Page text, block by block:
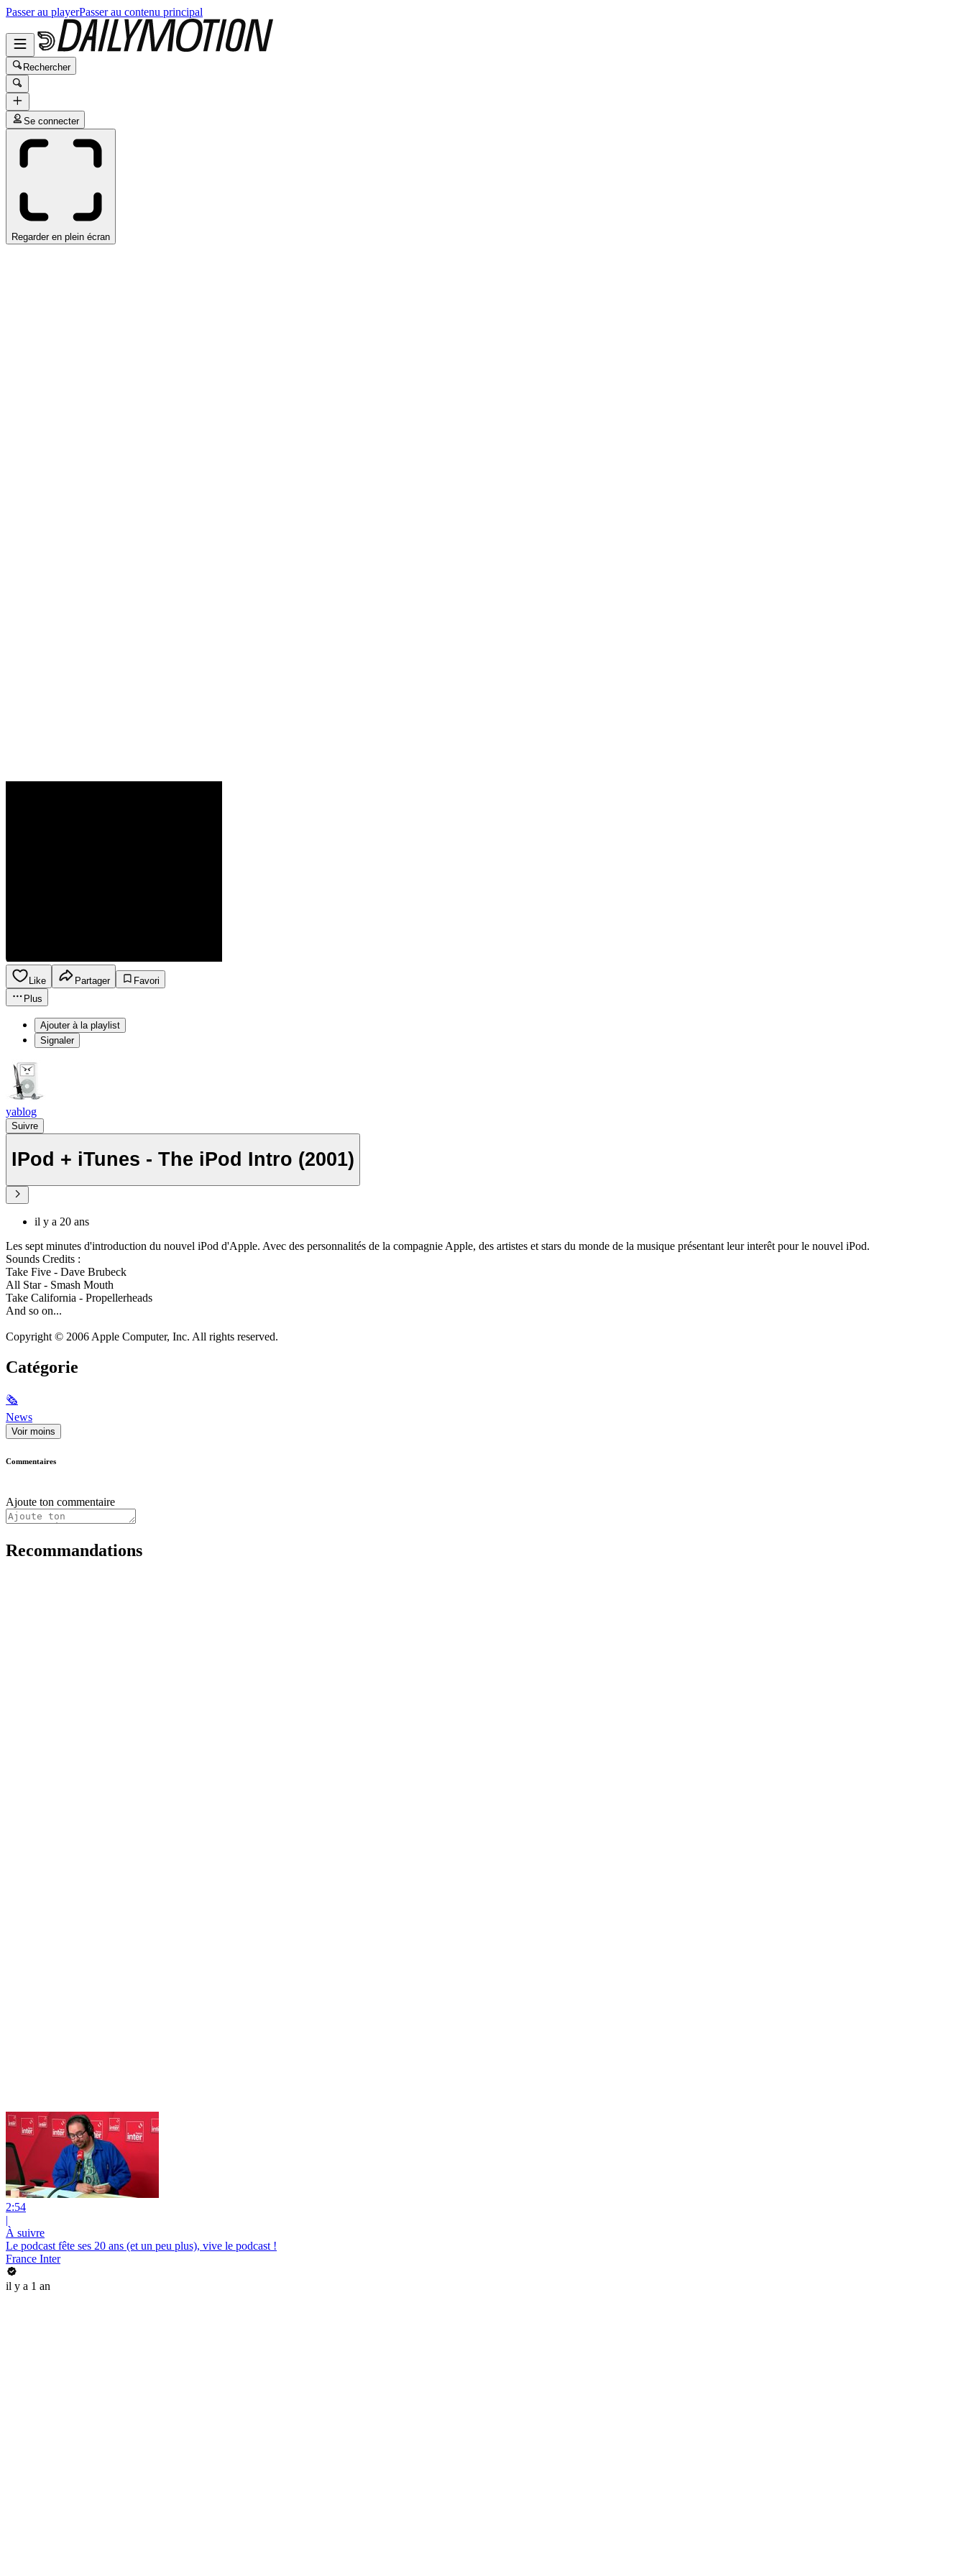
Passer au playerPasser au contenu principal
Rechercher
Se connecter
Regarder en plein écran
Like Partager
Favori
Plus
Ajouter à la playlist
Signaler
yablog
Suivre
IPod + iTunes - The iPod Intro (2001)
il y a 20 ans
Les sept minutes d'introduction du nouvel iPod d'Apple. Avec des personnalités de la compagnie Apple, des artistes et stars du monde de la musique présentant leur interêt pour le nouvel iPod.
Sounds Credits :
Take Five - Dave Brubeck
All Star - Smash Mouth
Take California - Propellerheads
And so on...
Copyright © 2006 Apple Computer, Inc. All rights reserved.
Catégorie
🗞
News
Voir moins
Commentaires
Ajoute ton commentaire
Recommandations
2:54
|
À suivre
Le podcast fête ses 20 ans (et un peu plus), vive le podcast !
France Inter
il y a 1 an